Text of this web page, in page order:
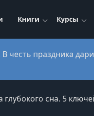
Книги Курсы
честь праздника
глубокого сна. 5